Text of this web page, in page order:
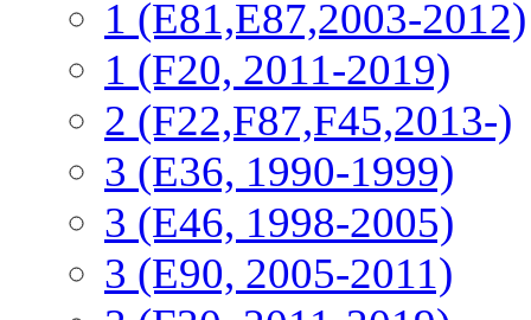
1 (E81,E87,2003-2012)
1 (F20, 2011-2019)
2 (F22,F87,F45,2013-)
3 (Е36, 1990-1999)
3 (E46, 1998-2005)
3 (E90, 2005-2011)